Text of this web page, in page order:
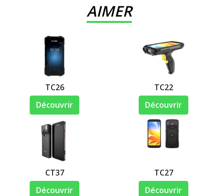
AIMER
TC26
Découvrir
TC22
Découvrir
CT37
Découvrir
TC27
Découvrir